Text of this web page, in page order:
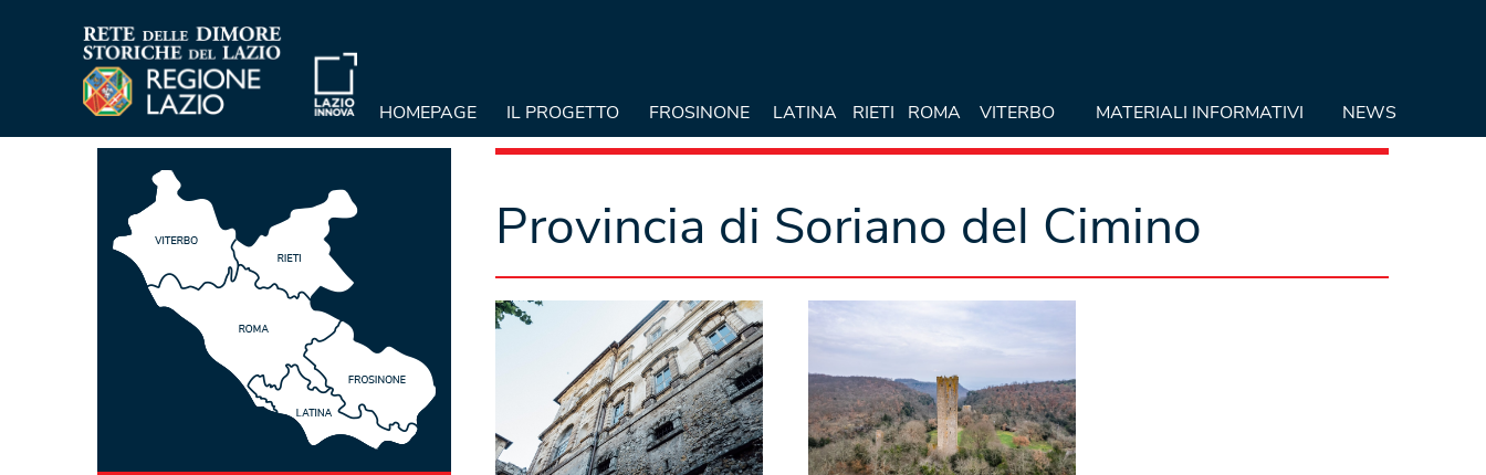
HOMEPAGE IL PROGETTO FROSINONE LATINA RIETI ROMA VITERBO MATERIALI INFORMATIVI NEWS
Provincia di Soriano del Cimino